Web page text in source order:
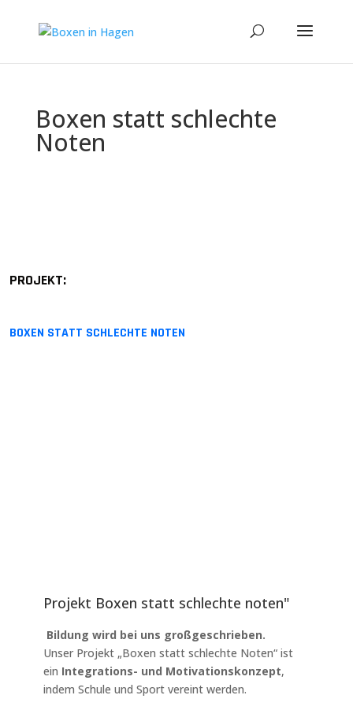
Boxen statt schlechte
Noten
PROJEKT:
BOXEN STATT SCHLECHTE NOTEN
Projekt Boxen statt schlechte noten"
Bildung wird bei uns großgeschrieben.
Unser Projekt „Boxen statt schlechte Noten“ ist
ein Integrations- und Motivationskonzept,
indem Schule und Sport vereint werden.